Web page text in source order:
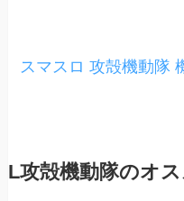
スマスロ 攻殻機動隊
L攻殻機動隊のオ